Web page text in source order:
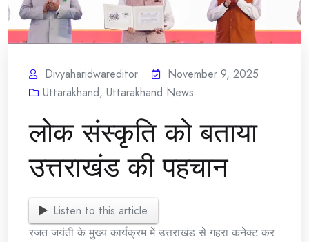
Divyaharidwareditor
November 9, 2025
Uttarakhand, Uttarakhand News
लोक संस्कृति को बताया
उत्तराखंड की पहचान
Listen to this article
रजत जयंती के मुख्य कार्यक्रम में उत्तराखंड से गहरा कनेक्ट कर